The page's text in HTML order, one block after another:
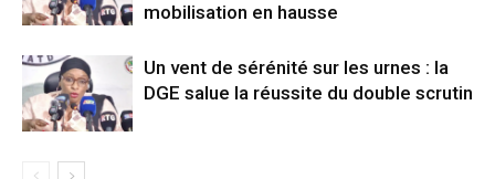
mobilisation en hausse
Un vent de sérénité sur les urnes : la
DGE salue la réussite du double scrutin